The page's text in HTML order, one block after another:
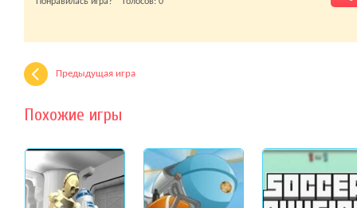
Предыдущая игра
Похожие игры